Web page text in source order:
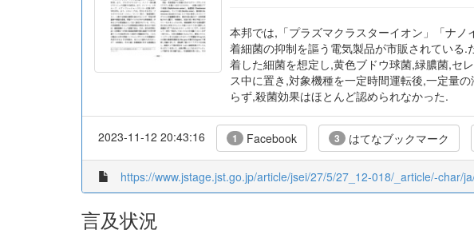
本邦では,「プラズマクラスターイオン」「ナ
着細菌の抑制を謳う電気製品が市販されている
着した細菌を想定し,黄色ブドウ球菌,緑膿菌,セ
ス中に置き,対象機種を一定時間運転後,一定量
らず,殺菌効果はほとんど認められなかった.
2023-11-12 20:43:16 1 Facebook 3 はてなブックマーク
https://www.jstage.jst.go.jp/article/jsei/27/5/27_12-018/_article/-char/
言及状況